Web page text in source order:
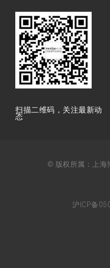
扫描⼆维码，关注最新动
态
© 版权所属：上海
沪ICP备